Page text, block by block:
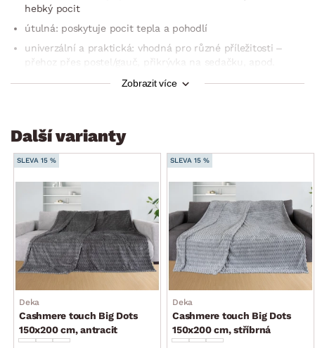
hebký pocit
útulná: poskytuje pocit tepla a pohodlí
univerzální a praktická: vhodná pro různé příležitosti –
přehoz přes postel/gauč, přikrývka na sedačku, apod.
ideální pro chladnější večery
Zobrazit více
Další varianty
SLEVA 15 %
Deka
Cashmere touch Big Dots
150x200 cm, antracit
SLEVA 15 %
Deka
Cashmere touch Big Dots
150x200 cm, stříbrná